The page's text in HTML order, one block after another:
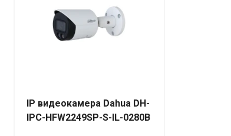
IP видеокамера Dahua DH-
IPC-HFW2249SP-S-IL-0280B